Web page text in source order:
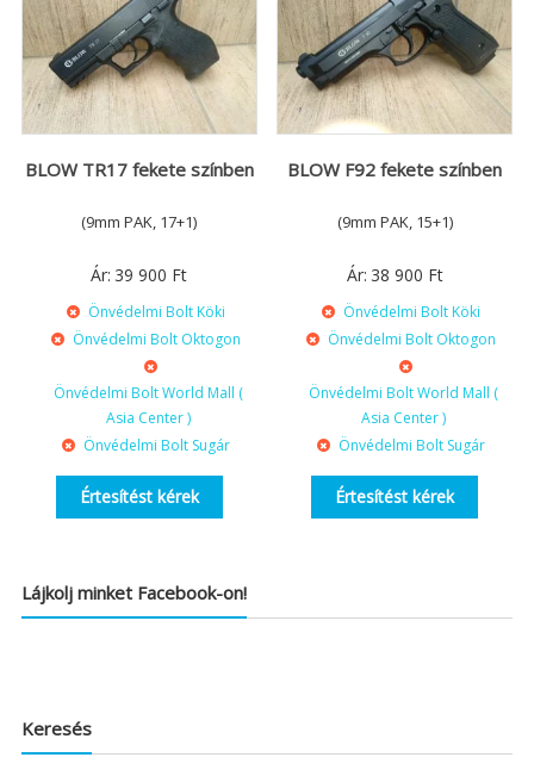
BLOW TR17 fekete színben
(9mm PAK, 17+1)
Ár: 39 900 Ft
Önvédelmi Bolt Köki
Önvédelmi Bolt Oktogon
Önvédelmi Bolt World Mall (
Asia Center )
Önvédelmi Bolt Sugár
Értesítést kérek
BLOW F92 fekete színben
(9mm PAK, 15+1)
Ár: 38 900 Ft
Önvédelmi Bolt Köki
Önvédelmi Bolt Oktogon
Önvédelmi Bolt World Mall (
Asia Center )
Önvédelmi Bolt Sugár
Értesítést kérek
Lájkolj minket Facebook-on!
Keresés